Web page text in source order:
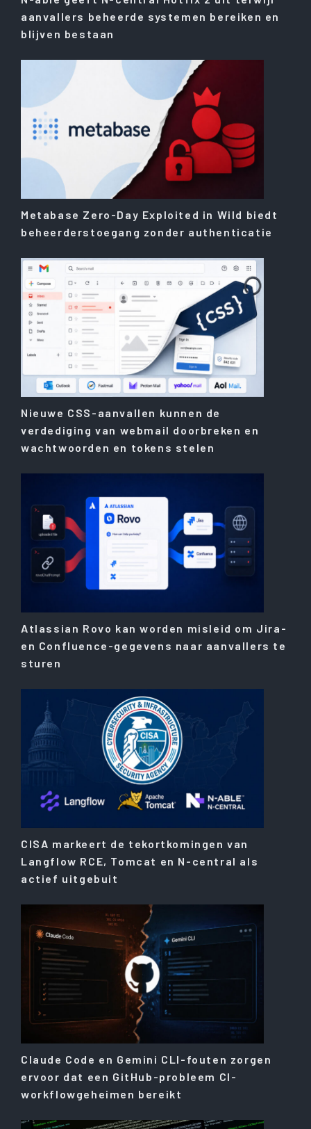
aanvallers beheerde systemen bereiken en
blijven bestaan
Metabase Zero-Day Exploited in Wild biedt
beheerderstoegang zonder authenticatie
Nieuwe CSS-aanvallen kunnen de
verdediging van webmail doorbreken en
wachtwoorden en tokens stelen
Atlassian Rovo kan worden misleid om Jira-
en Confluence-gegevens naar aanvallers te
sturen
CISA markeert de tekortkomingen van
Langflow RCE, Tomcat en N-central als
actief uitgebuit
Claude Code en Gemini CLI-fouten zorgen
ervoor dat een GitHub-probleem CI-
workflowgeheimen bereikt